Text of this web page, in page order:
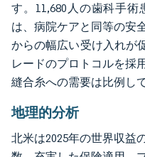
す。11,680人の歯科手
は、病院ケアと同等の安
からの幅広い受け入れが
レードのプロトコルを採
縫合糸への需要は比例し
地理的分析
北米は2025年の世界収益